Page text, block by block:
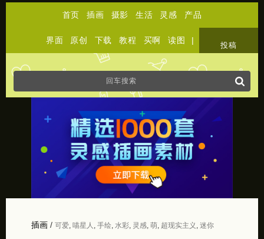
首页 插画 摄影 生活 灵感 产品
界面 原创 下载 教程 买啊 读图 |
投稿
插画/ 可爱, 喵星人 手绘, 水彩, 灵感, 萌, 超现实主义 迷你